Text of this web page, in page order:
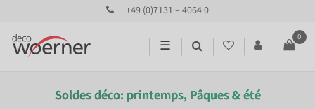
+49 (0)7131 – 4064 0
☰
0
Soldes déco: printemps, Pâques & été